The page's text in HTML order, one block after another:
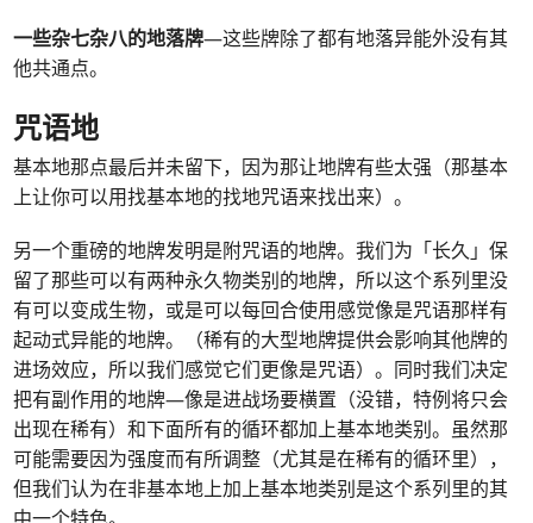
一些杂七杂八的地落牌—这些牌除了都有地落异能外没有其
他共通点。
咒语地
基本地那点最后并未留下，因为那让地牌有些太强（那基本
上让你可以用找基本地的找地咒语来找出来）。
另一个重磅的地牌发明是附咒语的地牌。我们为「长久」保
留了那些可以有两种永久物类别的地牌，所以这个系列里没
有可以变成生物，或是可以每回合使用感觉像是咒语那样有
起动式异能的地牌。（稀有的大型地牌提供会影响其他牌的
进场效应，所以我们感觉它们更像是咒语）。同时我们决定
把有副作用的地牌—像是进战场要横置（没错，特例将只会
出现在稀有）和下面所有的循环都加上基本地类别。虽然那
可能需要因为强度而有所调整（尤其是在稀有的循环里），
但我们认为在非基本地上加上基本地类别是这个系列里的其